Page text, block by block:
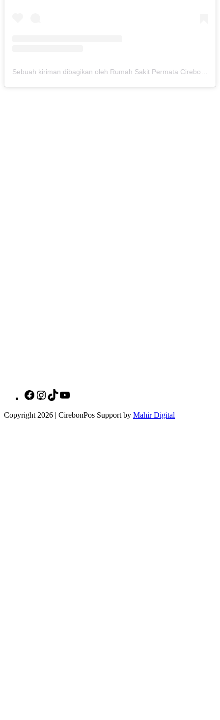
Copyright 2026 | CirebonPos Support by Mahir Digital